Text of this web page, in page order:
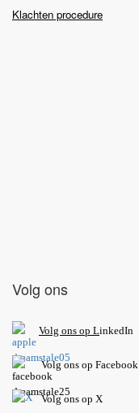
Klachten procedure
Volg ons
Volg ons op LinkedIn
Volg ons op Facebook
Volg ons op X